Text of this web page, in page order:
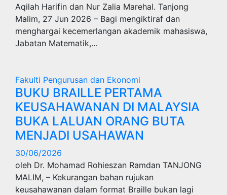
Aqilah Harifin dan Nur Zalia Marehal. Tanjong
Malim, 27 Jun 2026 – Bagi mengiktiraf dan
menghargai kecemerlangan akademik mahasiswa,
Jabatan Matematik,…
Fakulti Pengurusan dan Ekonomi
BUKU BRAILLE PERTAMA
KEUSAHAWANAN DI MALAYSIA
BUKA LALUAN ORANG BUTA
MENJADI USAHAWAN
30/06/2026
oleh Dr. Mohamad Rohieszan Ramdan TANJONG
MALIM, – Kekurangan bahan rujukan
keusahawanan dalam format Braille bukan lagi